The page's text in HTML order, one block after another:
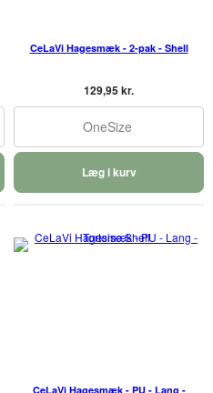
CeLaVi Hagesmæk - 2-pak - Shell
129,95 kr.
OneSize
Læg i kurv
CeLaVi Hagesmæk - PU - Lang -